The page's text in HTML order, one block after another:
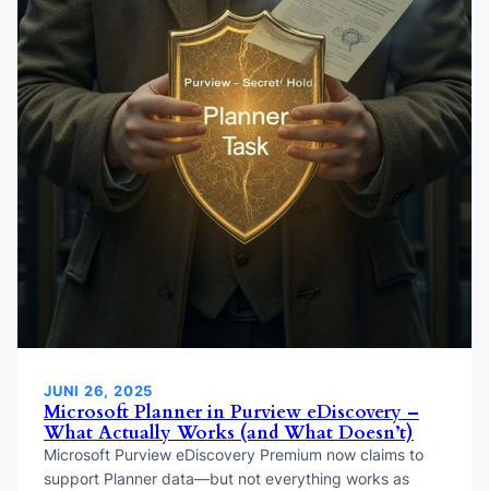
JUNI 26, 2025
Microsoft Planner in Purview eDiscovery –
What Actually Works (and What Doesn’t)
Microsoft Purview eDiscovery Premium now claims to
support Planner data—but not everything works as